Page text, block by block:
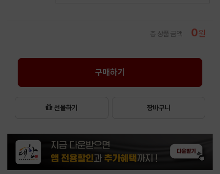
총 상품 금액 0원
구매하기
선물하기 장바구니